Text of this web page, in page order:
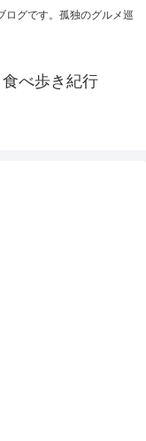
ログです。孤独のグルメ巡
食べ歩き紀行